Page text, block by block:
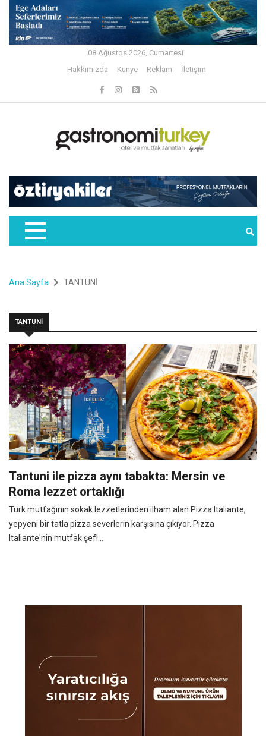
08 Ağustos 2026, Cumartesi
Hakkımızda
Künye Reklam İletişim
Ana Sayfa TANTUNİ
TANTUNİ
Tantuni ile pizza aynı tabakta: Mersin ve
Roma lezzet ortaklığı
Türk mutfağının sokak lezzetlerinden ilham alan Pizza Italiante,
yepyeni bir tatla pizza severlerin karşısına çıkıyor. Pizza
Italiante'nin mutfak şefl...